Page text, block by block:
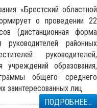
«Брестский областной
о проведении 22
(дистанционная форма
районных
руководителей,
учреждений образования,
общего среднего
заинтересованных лиц
ПОДРОБНЕЕ...